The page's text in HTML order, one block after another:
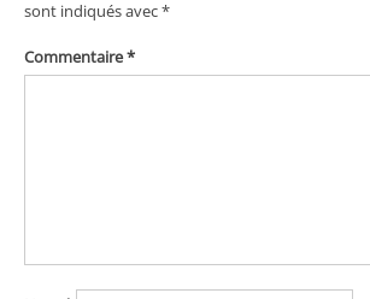
sont indiqués avec*
Commentaire*